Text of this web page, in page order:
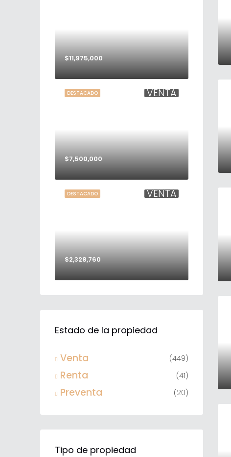
$11,975,000
VENTA
DESTACADO
$7,500,000
VENTA
DESTACADO
$2,328,760
Estado de la propiedad
Venta (449)
Renta (41)
Preventa (20)
Tipo de propiedad